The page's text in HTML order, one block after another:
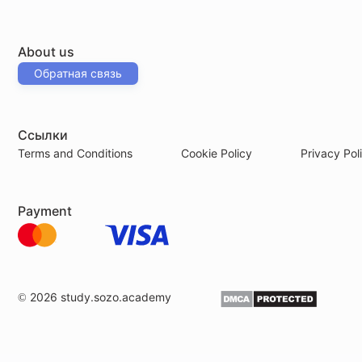
About us
Обратная связь
Ссылки
Terms and Conditions Cookie Policy Privacy
Payment
© 2026 study.sozo.academy